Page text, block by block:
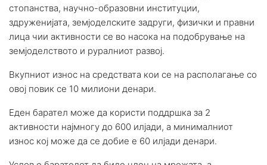
стопанства, научно-образовни институции,
здруженијата, земјоделските задруги, физички и правни
лица чии активности се во насока на подобрување на
земјоделството и руралниот развој.
Вкупниот износ на средствата кои се на располагање со
овој повик се 10 милиони денари.
Еден барател може да користи поддршка за 2
активности најмногу до 600 илјади, а минималниот
износ кој може да се добие е 60 илјади денари.